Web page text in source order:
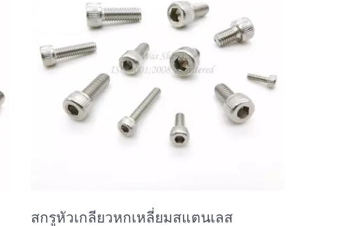
สกรูหัวเกลียวหกเหลี่ยมสแตนเลส